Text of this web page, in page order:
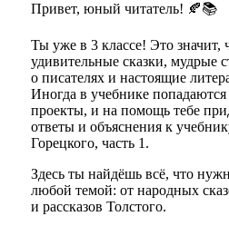
Привет, юный читатель! 🍂📚
Ты уже в 3 классе! Это
удивительные сказки, мудрые
о писателях и настоящие
Иногда в учебнике
проекты, и на помощь тебе
ответы и объяснения к
Горецкого, часть 1.
Здесь ты найдёшь всё, что
любой темой: от народных
и рассказов Толстого.